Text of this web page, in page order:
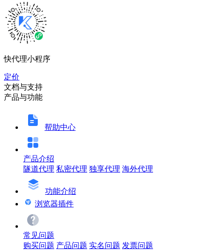
快代理小程序
定价
文档与支持
产品与功能
帮助中心
产品介绍
隧道代理 私密代理 独享代理 海外代理
功能介绍
浏览器插件
常见问题
购买问题 产品问题 实名问题 发票问题